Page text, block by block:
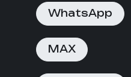
WhatsApp
MAX